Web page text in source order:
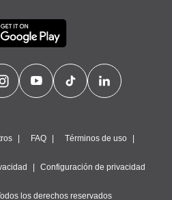
FAQ Términos de uso
Configuración de privacidad
los derechos reservados